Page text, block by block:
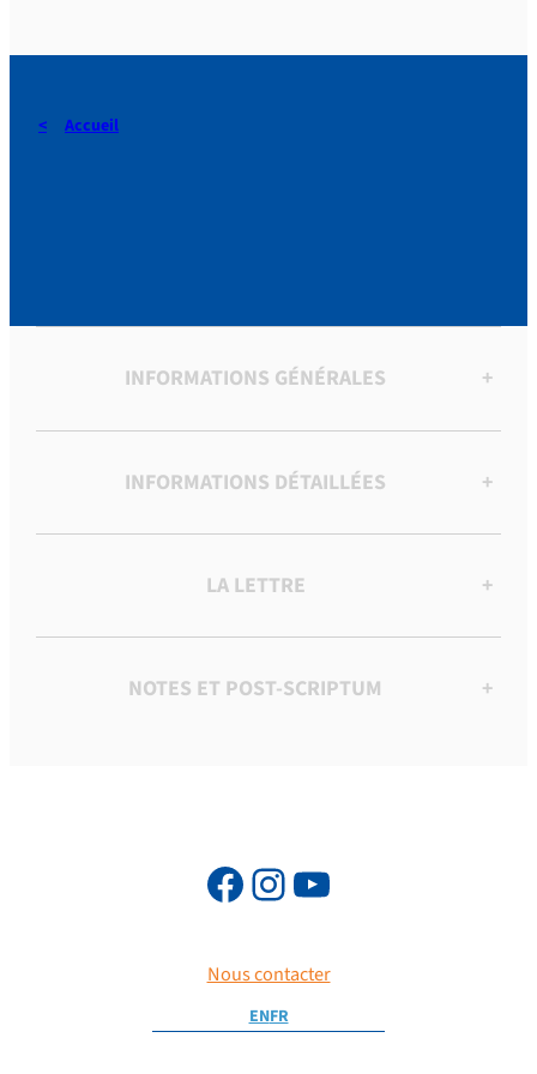
Accueil
INFORMATIONS GÉNÉRALES +
INFORMATIONS DÉTAILLÉES +
LA LETTRE +
NOTES ET POST-SCRIPTUM +
Nous contacter
ENFR